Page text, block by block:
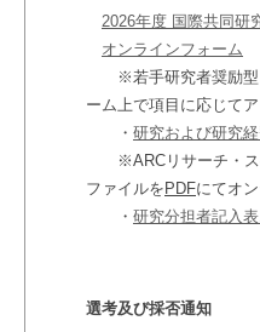
2026年度 国際共同研
オンラインフォーム
※若手研究者奨励型
ーム上で項目に応じて
・ 研究および研究
※ARCリサーチ・スペ
ファイルを PDFにてオ
・ 研究分担者記入
選考及び採否通知